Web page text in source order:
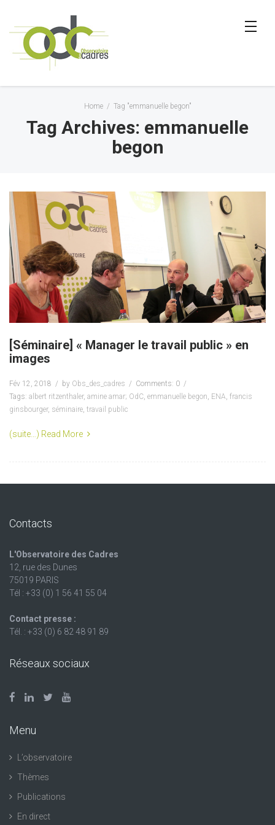
Home / Tag "emmanuelle begon"
Tag Archives: emmanuelle
begon
[Séminaire] « Manager le travail public » en
images
Fév 12, 2018 by Obs_des_cadres
Comments: 0
Tags: albert ritzenthaler, amine amar; OdC, emmanuelle begon, ENA, francis
ginsbourger, séminaire, travail public
(suite…) Read More
Contacts
L'Observatoire des Cadres
12, rue des Dunes
75019 PARIS
Tél : +33 (0) 1 56 41 55 04
Contact presse :
Tél. : +33 (0) 6 82 48 91 89
Réseaux sociaux
Menu
L’observatoire
Thèmes
Publications
En direct